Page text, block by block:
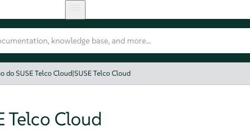
do SUSE Telco Cloud|SUSE Telco Cloud
Telco Cloud